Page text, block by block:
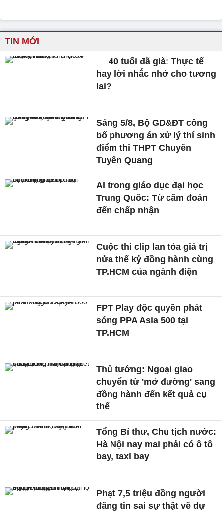
TIN MỚI
40 tuổi đã già: Thực tế
hay lời nhắc nhở cho tương
lai?
Sáng 5/8, Bộ GD&ĐT công
bố phương án xử lý thí sinh
điểm thi THPT Chuyên
Tuyên Quang
AI trong giáo dục đại học
Trung Quốc: Từ cấm đoán
đến chấp nhận
Cuộc thi clip lan tỏa giá trị
nửa thế kỷ đồng hành cùng
TP.HCM của ngành điện
FPT Play độc quyền phát
sóng PPA Asia 500 tại
TP.HCM
Thủ tướng: Ngoại giao
chuyển từ 'mở đường' sang
đồng hành đến kết quả cụ
thể
Tổng Bí thư, Chủ tịch nước:
Hà Nội nay mai phải có ô tô
bay, taxi bay
Phạt 7,5 triệu đồng người
đăng tin sai sự thật về dự